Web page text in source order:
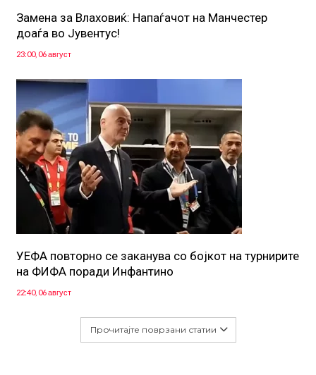
Замена за Влаховиќ: Напаѓачот на Манчестер
доаѓа во Јувентус!
23:00, 06 август
УЕФА повторно се заканува со бојкот на турнирите
на ФИФА поради Инфантино
22:40, 06 август
Прочитајте поврзани статии